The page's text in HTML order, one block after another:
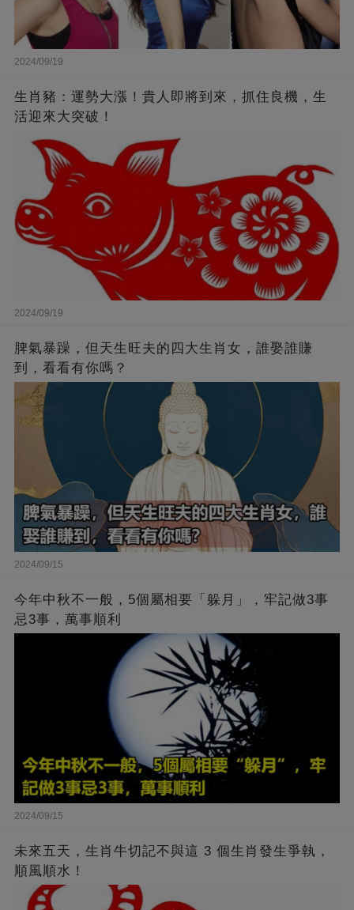
2024/09/19
生肖豬：運勢大漲！貴人即將到來，抓住良機，生
活迎來大突破！
2024/09/19
脾氣暴躁，但天生旺夫的四大生肖女，誰娶誰賺
到，看看有你嗎？
2024/09/15
今年中秋不一般，5個屬相要「躲月」，牢記做3事
忌3事，萬事順利
2024/09/15
未來五天，生肖牛切記不與這 3 個生肖發生爭執，
順風順水！